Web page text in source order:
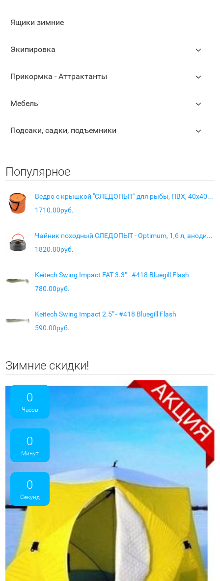
Ящики зимние
Экипировка
Прикормка - Аттрактанты
Мебель
Подсаки, садки, подъемники
Популярное
Ведро с крышкой "СЛЕДОПЫТ" для рыбы, ПВХ, 40х40х40 см
1710.00руб.
Чайник походный СЛЕДОПЫТ - Optimum, 1,6 л, анодир. алюм.
1820.00руб.
Keitech Swing Impact FAT 3.3" - #418 Bluegill Flash
780.00руб.
Keitech Swing Impact 2.5" - #418 Bluegill Flash
590.00руб.
Зимние скидки!
0
Часов
0
Минут
0
Секунд